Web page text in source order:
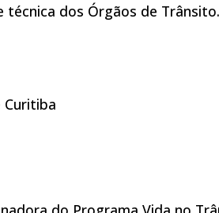
técnica dos Órgãos de Trânsito.